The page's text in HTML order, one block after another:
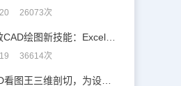
20 26073次
19 36614次